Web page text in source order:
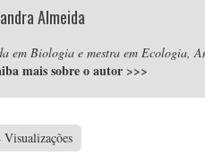
Almeida
em Biologia e mestra em Ecologia,
mais sobre o autor >>>
Visualizações